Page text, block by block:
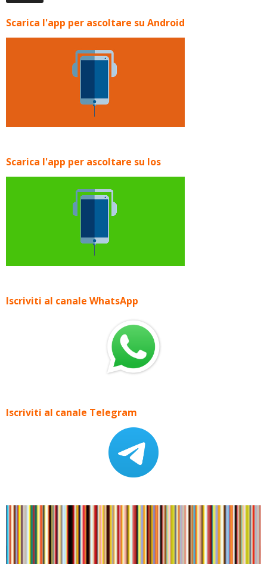
Scarica l'app per ascoltare su Android
Scarica l'app per ascoltare su Ios
Iscriviti al canale WhatsApp
Iscriviti al canale Telegram